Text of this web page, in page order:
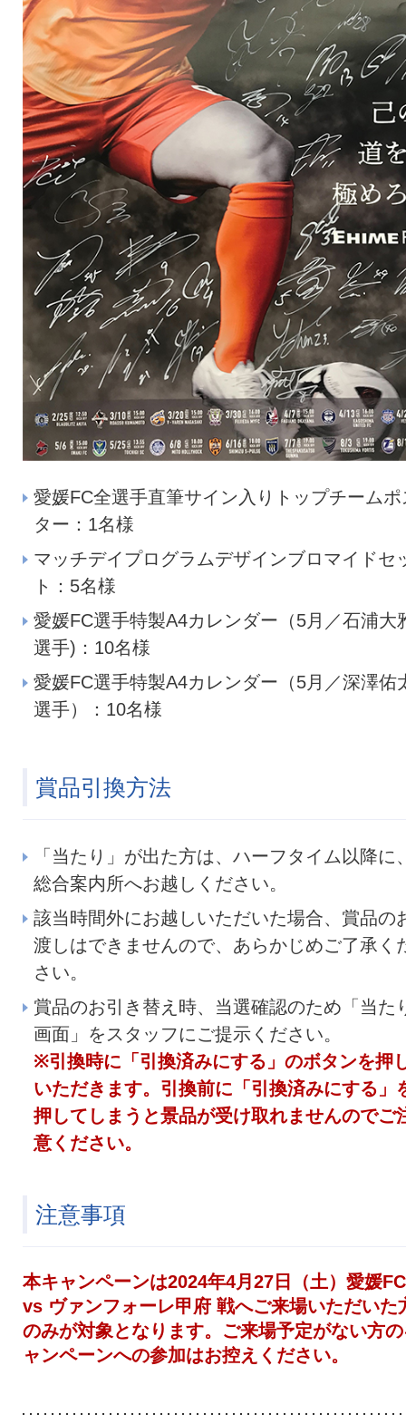
愛媛FC全選手直筆サイン入りトップチームポ
ター：1名様
マッチデイプログラムデザインブロマイドセ
ト：5名様
愛媛FC選手特製A4カレンダー（5月／石浦大
選手)：10名様
愛媛FC選手特製A4カレンダー（5月／深澤佑
選手）：10名様
賞品引換方法
「当たり」が出た方は、ハーフタイム以降に
総合案内所へお越しください。
該当時間外にお越しいただいた場合、賞品の
渡しはできませんので、あらかじめご了承く
さい。
賞品のお引き替え時、当選確認のため「当た
画面」をスタッフにご提示ください。
※引換時に「引換済みにする」のボタンを押
いただきます。引換前に「引換済みにする」
押してしまうと景品が受け取れませんのでご
意ください。
注意事項
本キャンペーンは2024年4月27日（土）愛媛FC
vs ヴァンフォーレ甲府 戦へご来場いただいた
のみが対象となります。ご来場予定がない方
ャンペーンへの参加はお控えください。